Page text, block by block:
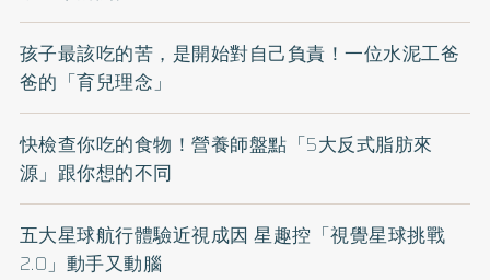
孩子最該吃的苦，是開始對自己負責！一位水泥工爸
爸的「育兒理念」
快檢查你吃的食物！營養師盤點「5大反式脂肪來
源」跟你想的不同
五大星球航行體驗近視成因 星趣控「視覺星球挑戰
2.0」動手又動腦